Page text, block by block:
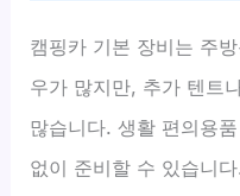
캠핑카 기본 장비는 주
우가 많지만, 추가 텐트
많습니다. 생활 편의용
없이 준비할 수 있습니